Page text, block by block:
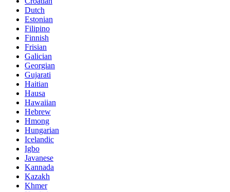
Dutch
Estonian
Filipino
Finnish
Frisian
Galician
Georgian
Gujarati
Haitian
Hausa
Hawaiian
Hebrew
Hmong
Hungarian
Icelandic
Igbo
Javanese
Kannada
Kazakh
Khmer